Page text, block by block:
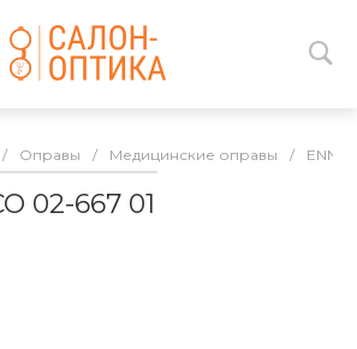
/ Оправы / Медицинские оправы / ENNI
02-667 01